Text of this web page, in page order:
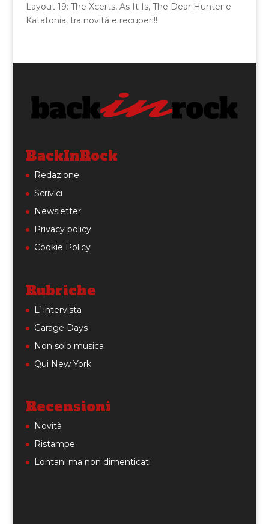
Layout 19: The Xcerts, As It Is, The Dear Hunter e
Katatonia, tra novità e recuperi!!
BackInRock
Redazione
Scrivici
Newsletter
Privacy policy
Cookie Policy
Rubriche
L’ intervista
Garage Days
Non solo musica
Qui New York
Recensioni
Novità
Ristampe
Lontani ma non dimenticati